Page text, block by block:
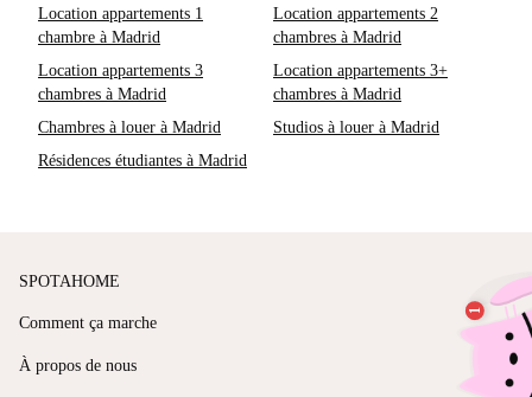
Location appartements 1
chambre à Madrid
Location appartements 2
chambres à Madrid
Location appartements 3
chambres à Madrid
Location appartements 3+
chambres à Madrid
Chambres à louer à Madrid
Studios à louer à Madrid
Résidences étudiantes à Madrid
SPOTAHOME
Comment ça marche
À propos de nous